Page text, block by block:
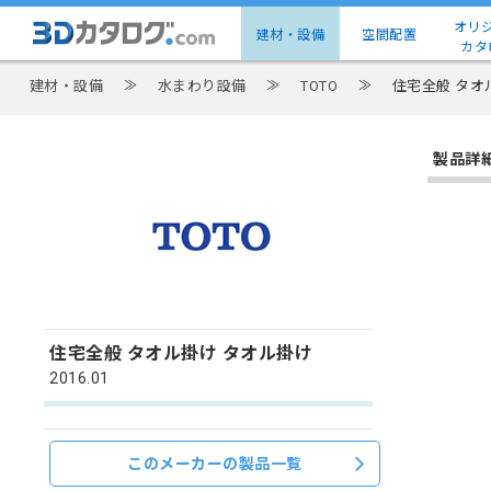
建材・設備 空間配置
オリ
カタ
建材・設備 ≫ 水まわり設備 ≫ TOTO ≫ 住宅全般 タオ
住宅全般 タオル掛け タオル掛け
2016.01
このメーカーの製品一覧
製品詳